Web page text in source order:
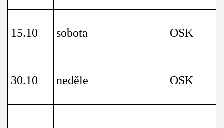
15.10 sobota OSK
30.10 neděle OSK